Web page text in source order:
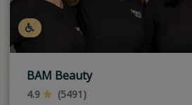
BAM Beauty
4.9
(5491)